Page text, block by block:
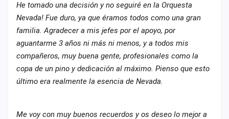
He tomado una decisión y no seguiré en la Orquesta
Nevada! Fue duro, ya que éramos todos como una gran
familia. Agradecer a mis jefes por el apoyo, por
aguantarme 3 años ni más ni menos, y a todos mis
compañeros, muy buena gente, profesionales como la
copa de un pino y dedicación al máximo. Pienso que esto
último era realmente la esencia de Nevada.
Me voy con muy buenos recuerdos y os deseo lo mejor a
Contacto